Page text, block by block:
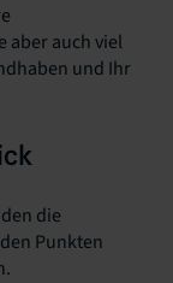
aber auch viel
und Ihr
die
Punkten